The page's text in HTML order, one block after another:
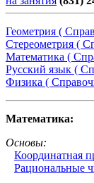
Геометрия (
Стереометрия (
Математика (
Русский язык (
Физика (
Математика:
Основы:
Координатная
Рациональные